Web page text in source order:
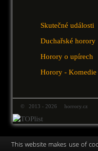
Skutečné události
Duchařské horory
Horory o upírech
Horory - Komedie
© 2013 - 2026 horrory.cz
This website makes use of